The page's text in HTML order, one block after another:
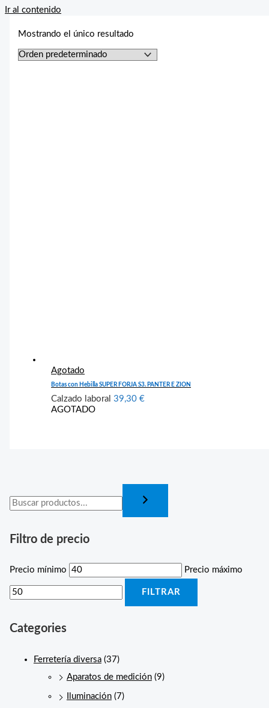
Ir al contenido
Filtro de precio
Precio mínimo Precio máximo
FILTRAR
Categories
Ferretería diversa (37)
Aparatos de medición (9)
Iluminación (7)
Mostrando el único resultado
Agotado
Botas con Hebilla SUPER FORJA S3. PANTER E ZION
Calzado laboral39,30€
AGOTADO